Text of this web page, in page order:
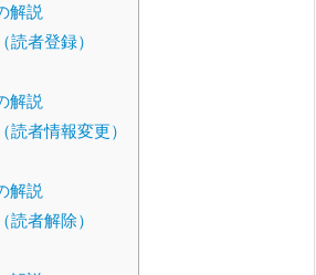
解説
者登録）
解説
者情報変更）
解説
者解除）